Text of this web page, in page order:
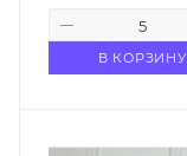
В КОРЗИНУ